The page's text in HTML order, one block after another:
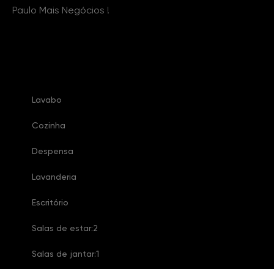
Paulo Mais Negócios !
Lavabo
Cozinha
Despensa
Lavanderia
Escritório
Salas de estar:2
Salas de jantar:1